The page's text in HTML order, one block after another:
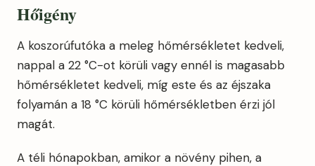
Hőigény
A koszorúfutóka a meleg hőmérsékletet kedveli,
nappal a 22 °C-ot körüli vagy ennél is magasabb
hőmérsékletet kedveli, míg este és az éjszaka
folyamán a 18 °C körüli hőmérsékletben érzi jól
magát.
A téli hónapokban, amikor a növény pihen, a